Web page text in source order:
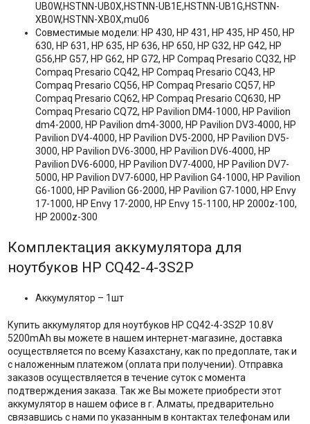
UB0W,HSTNN-UB0X,HSTNN-UB1E,HSTNN-UB1G,HSTNN-
XB0W,HSTNN-XB0X,mu06
Совместимые модели: HP 430, HP 431, HP 435, HP 450, HP
630, HP 631, HP 635, HP 636, HP 650, HP G32, HP G42, HP
G56,HP G57, HP G62, HP G72, HP Compaq Presario CQ32, HP
Compaq Presario CQ42, HP Compaq Presario CQ43, HP
Compaq Presario CQ56, HP Compaq Presario CQ57, HP
Compaq Presario CQ62, HP Compaq Presario CQ630, HP
Compaq Presario CQ72, HP Pavilion DM4-1000, HP Pavilion
dm4-2000, HP Pavilion dm4-3000, HP Pavilion DV3-4000, HP
Pavilion DV4-4000, HP Pavilion DV5-2000, HP Pavilion DV5-
3000, HP Pavilion DV6-3000, HP Pavilion DV6-4000, HP
Pavilion DV6-6000, HP Pavilion DV7-4000, HP Pavilion DV7-
5000, HP Pavilion DV7-6000, HP Pavilion G4-1000, HP Pavilion
G6-1000, HP Pavilion G6-2000, HP Pavilion G7-1000, HP Envy
17-1000, HP Envy 17-2000, HP Envy 15-1100, HP 2000z-100,
HP 2000z-300
Комплектация аккумулятора для
ноутбуков HP CQ42-4-3S2P
Аккумулятор – 1шт
Купить аккумулятор для ноутбуков HP CQ42-4-3S2P 10.8V
5200mAh вы можете в нашем интернет-магазине, доставка
осуществляется по всему Казахстану, как по предоплате, так и
с наложенным платежом (оплата при получении). Отправка
заказов осуществляется в течение суток с момента
подтверждения заказа. Так же Вы можете приобрести этот
аккумулятор в нашем офисе в г. Алматы, предварительно
связавшись с нами по указанным в контактах телефонам или